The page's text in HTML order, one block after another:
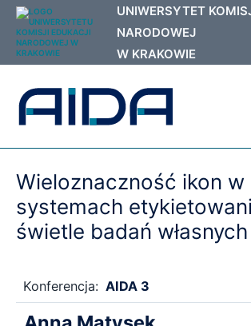
Przejdź
treści
Wieloznaczność ikon w
systemach
świetle badań własnych
Konferencja: AIDA 3